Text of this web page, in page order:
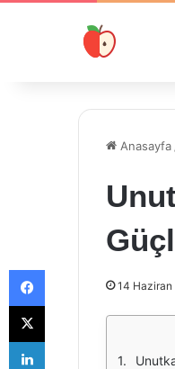
Anasayfa
14
Facebook
X
LinkedIn